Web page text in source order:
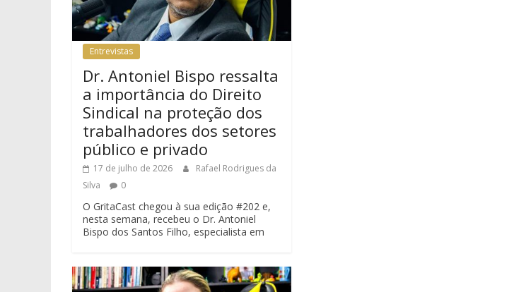
Entrevistas
Dr. Antoniel Bispo ressalta
a importância do Direito
Sindical na proteção dos
trabalhadores dos setores
público e privado
17 de julho de 2026
Rafael Rodrigues da
Silva
0
O GritaCast chegou à sua edição #202 e,
nesta semana, recebeu o Dr. Antoniel
Bispo dos Santos Filho, especialista em